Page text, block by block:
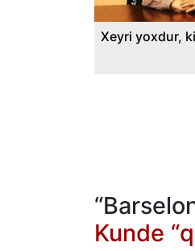
Xeyri yoxdur,
Kunde